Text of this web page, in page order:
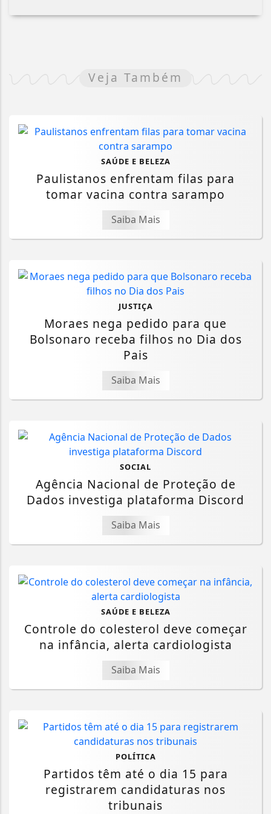
Veja Também
SAÚDE E BELEZA
Paulistanos enfrentam filas para
tomar vacina contra sarampo
Saiba Mais
JUSTIÇA
Moraes nega pedido para que
Bolsonaro receba filhos no Dia dos
Pais
Saiba Mais
SOCIAL
Agência Nacional de Proteção de
Dados investiga plataforma Discord
Saiba Mais
SAÚDE E BELEZA
Controle do colesterol deve começar
na infância, alerta cardiologista
Saiba Mais
POLÍTICA
Partidos têm até o dia 15 para
registrarem candidaturas nos
tribunais